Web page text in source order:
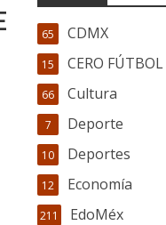
CDMX
65
CERO FÚTBOL
15
Cultura
66
Deporte
7
Deportes
10
Economía
12
EdoMéx
211